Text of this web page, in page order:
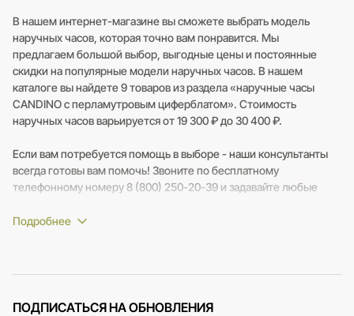
В нашем интернет-магазине вы сможете выбрать модель
наручных часов, которая точно вам понравится. Мы
предлагаем большой выбор, выгодные цены и постоянные
скидки на популярные модели наручных часов. В нашем
каталоге вы найдете 9 товаров из раздела «наручные часы
CANDINO с перламутровым циферблатом». Стоимость
наручных часов варьируется от 19 300 ₽ до 30 400 ₽.
Если вам потребуется помощь в выборе - наши консультанты
всегда готовы вам помочь! Звоните по бесплатному
телефонному номеру 8 (800) 250-20-39 и задавайте любые
ПОДПИСАТЬСЯ НА ОБНОВЛЕНИЯ